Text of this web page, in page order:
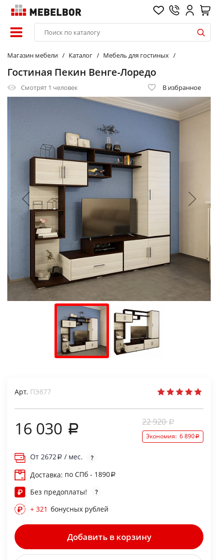
Магазин мебели Каталог Мебель для гостиных
Гостиная Пекин Венге-Лоредо
Смотрят 1 человек В избранное
Арт. ПЭ877
16 030 22 920
Экономия: 6 890
От 2672
/ мес.
Доставка: по СПб - 1890
Без предоплаты!
+ 321 бонусных рублей
Добавить в корзину